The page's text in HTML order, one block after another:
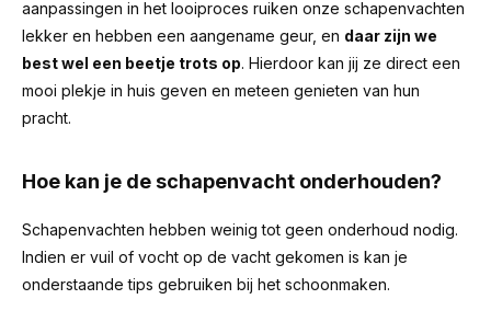
aanpassingen in het looiproces ruiken onze schapenvachten
lekker en hebben een aangename geur, en daar zijn we
best wel een beetje trots op. Hierdoor kan jij ze direct een
mooi plekje in huis geven en meteen genieten van hun
pracht.
Hoe kan je de schapenvacht onderhouden?
Schapenvachten hebben weinig tot geen onderhoud nodig.
Indien er vuil of vocht op de vacht gekomen is kan je
onderstaande tips gebruiken bij het schoonmaken.